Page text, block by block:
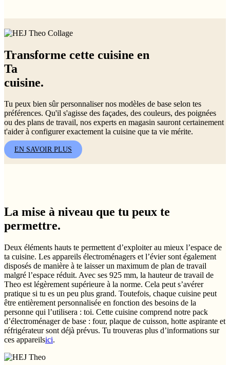
Transforme cette cuisine en
Ta
cuisine.
Tu peux bien sûr personnaliser nos modèles de base selon tes
préférences. Qu'il s'agisse des façades, des couleurs, des poignées
ou des plans de travail, nos experts en magasin sauront certainement
t'aider à configurer exactement la cuisine que ta vie mérite.
EN SAVOIR PLUS
La mise à niveau que tu peux te
permettre.
Deux éléments hauts te permettent d’exploiter au mieux l’espace de
ta cuisine. Les appareils électroménagers et l’évier sont également
disposés de manière à te laisser un maximum de plan de travail
malgré l’espace réduit. Avec ses 925 mm, la hauteur de travail de
Theo est légèrement supérieure à la norme. Cela peut s’avérer
pratique si tu es un peu plus grand. Toutefois, chaque cuisine peut
être entièrement personnalisée en fonction des besoins de la
personne qui l’utilisera : toi. Cette cuisine comprend notre pack
d’électroménager de base : four, plaque de cuisson, hotte aspirante et
réfrigérateur sont déjà prévus. Tu trouveras plus d’informations sur
ces appareilsici.